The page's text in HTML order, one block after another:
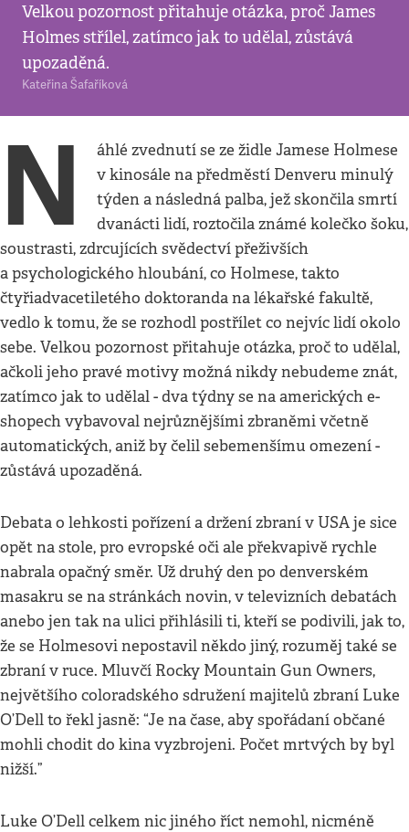
Velkou pozornost přitahuje otázka, proč James
Holmes střílel, zatímco jak to udělal, zůstává
upozaděná.
Kateřina Šafaříková
N
áhlé zvednutí se ze židle Jamese Holmese
v kinosále na předměstí Denveru minulý
týden a následná palba, jež skončila smrtí
dvanácti lidí, roztočila známé kolečko šoku,
soustrasti, zdrcujících svědectví přeživších
a psychologického hloubání, co Holmese, takto
čtyřiadvacetiletého doktoranda na lékařské fakultě,
vedlo k tomu, že se rozhodl postřílet co nejvíc lidí okolo
sebe. Velkou pozornost přitahuje otázka, proč to udělal,
ačkoli jeho pravé motivy možná nikdy nebudeme znát,
zatímco jak to udělal - dva týdny se na amerických e-
shopech vybavoval nejrůznějšími zbraněmi včetně
automatických, aniž by čelil sebemenšímu omezení -
zůstává upozaděná.
Debata o lehkosti pořízení a držení zbraní v USA je sice
opět na stole, pro evropské oči ale překvapivě rychle
nabrala opačný směr. Už druhý den po denverském
masakru se na stránkách novin, v televizních debatách
anebo jen tak na ulici přihlásili ti, kteří se podivili, jak to,
že se Holmesovi nepostavil někdo jiný, rozuměj také se
zbraní v ruce. Mluvčí Rocky Mountain Gun Owners,
největšího coloradského sdružení majitelů zbraní Luke
O’Dell to řekl jasně: “Je na čase, aby spořádaní občané
mohli chodit do kina vyzbrojeni. Počet mrtvých by byl
nižší.”
Luke O’Dell celkem nic jiného říct nemohl, nicméně